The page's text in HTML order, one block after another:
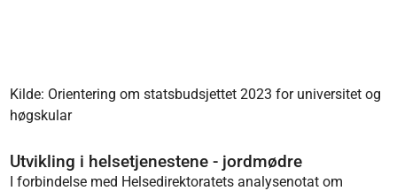
Kilde: Orientering om statsbudsjettet 2023 for universitet og
høgskular
Utvikling i helsetjenestene - jordmødre
I forbindelse med Helsedirektoratets analysenotat om